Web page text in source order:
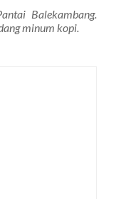
Balekambang.
minum kopi.